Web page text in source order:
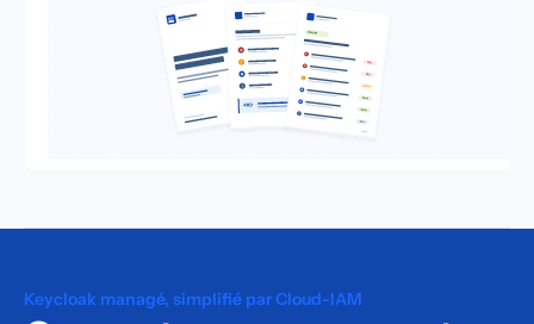
Keycloak managé, simplifié par Cloud-IAM